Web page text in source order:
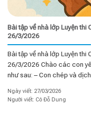
Bài tập về nhà lớp Luyện thi
26/3/2026
Bài tập về nhà lớp Luyện thi
26/3/2026 Chào các con
như sau: – Con chép và
Ngày viết: 27/03/2026
Người viết: Cô Đỗ Dung